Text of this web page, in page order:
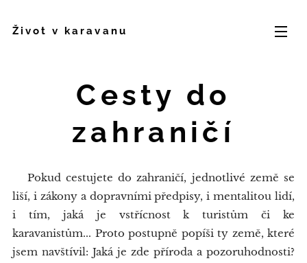
Život v karavanu
Cesty do
zahraničí
Pokud cestujete do zahraničí, jednotlivé země se
liší, i zákony a dopravními předpisy, i mentalitou lidí,
i tím, jaká je vstřícnost k turistům či ke
karavanistům... Proto postupně popíši ty země, které
jsem navštívil: Jaká je zde příroda a pozoruhodnosti?